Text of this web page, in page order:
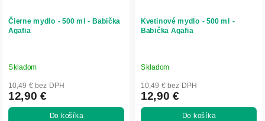
Čierne mydlo - 500 ml - Babička
Agafia
Skladom
10,49 € bez DPH
12,90 €
Do košíka
Kvetinové mydlo - 500 ml -
Babička Agafia
Skladom
10,49 € bez DPH
12,90 €
Do košíka